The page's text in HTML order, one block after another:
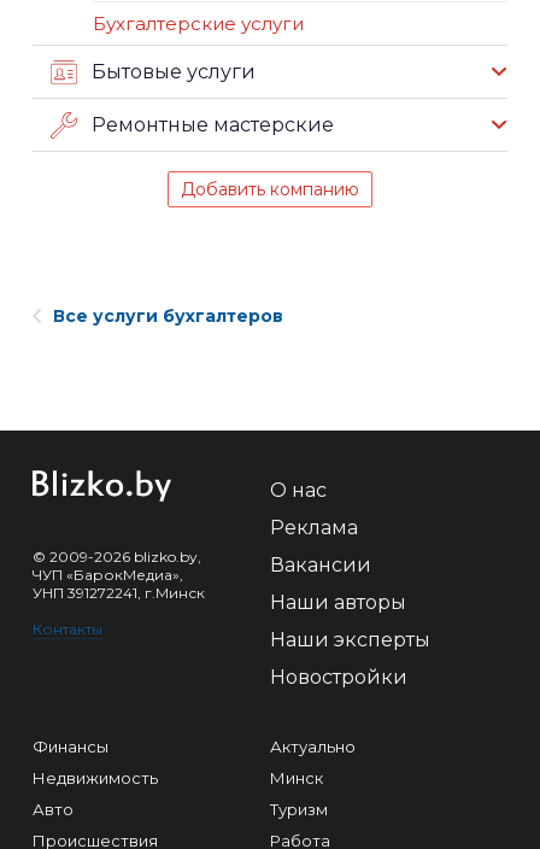
Бухгалтерские услуги
Бытовые услуги
Ремонтные мастерские
Добавить компанию
Все услуги бухгалтеров
© 2009-2026 blizko.by,
ЧУП «БарокМедиа»,
УНП 391272241, г.Минск
Контакты
О нас
Реклама
Вакансии
Наши авторы
Наши эксперты
Новостройки
Финансы
Недвижимость
Авто
Происшествия
Актуально
Минск
Туризм
Работа